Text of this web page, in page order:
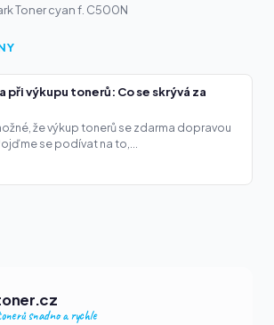
Toner cyan f. C500N
při výkupu tonerů: Co se skrývá za
že výkup tonerů se zdarma dopravou
se podívat na to,...
snadno a rychle